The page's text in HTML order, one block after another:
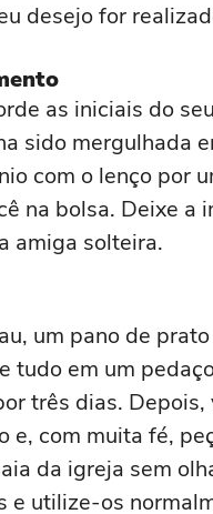
desejo for
as iniciais do
sido mergulhada
com o lenço por
na bolsa. Deixe a
amiga solteira.
um pano de
tudo em um
três dias.
e, com muita fé,
da igreja sem
e utilize-os